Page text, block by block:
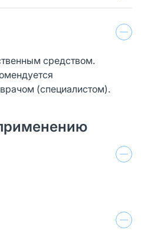
средством.
(специалистом).